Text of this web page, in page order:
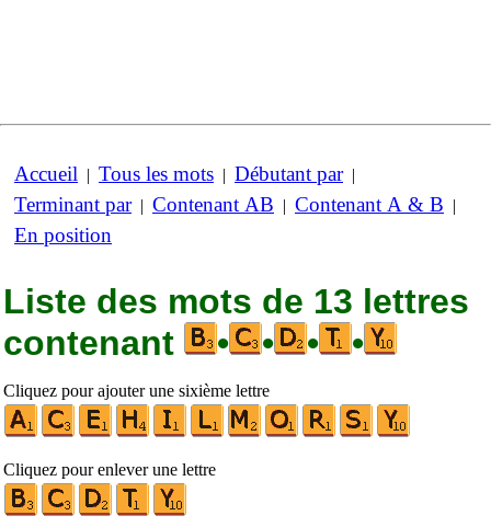
Accueil | Tous les mots | Débutant par|
Terminant par| Contenant AB | Contenant A & B |
En position
Liste des mots de 13 lettres
contenant
• • • •
Cliquez pour ajouter une sixième lettre
Cliquez pour enlever une lettre